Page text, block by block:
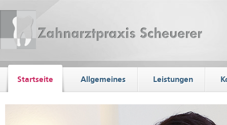
Startseite Allgemeines Leistungen